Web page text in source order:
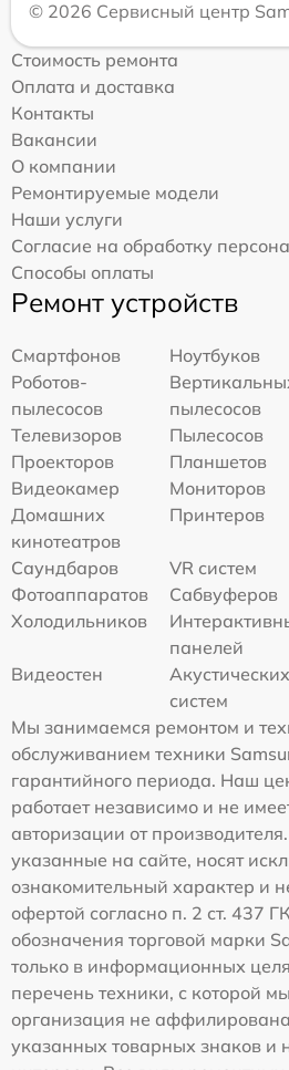
© 2026 Сервисный центр
Стоимость ремонта
Оплата и доставка
Контакты
Вакансии
О компании
Ремонтируемые модели
Наши услуги
Согласие на обработку
Способы оплаты
Ремонт устройств
Смартфонов
Ноутбуков
Роботов-
пылесосов
пылесосов
Телевизоров
Пылесосов
Проекторов
Планшетов
Видеокамер
Мониторов
Домашних
кинотеатров
Принтеров
Саундбаров
VR систем
Фотоаппаратов
Сабвуферов
Холодильников
панелей
Видеостен
Акустических
систем
Мы занимаемся ремонтом и
обслуживанием техники
гарантийного периода. Наш
работает независимо и не
авторизации от
указанные на сайте, носят
ознакомительный характер и
офертой согласно п. 2 ст. 437
обозначения торговой марки
только в информационных
перечень техники, с которой
организация не
указанных товарных знаков и